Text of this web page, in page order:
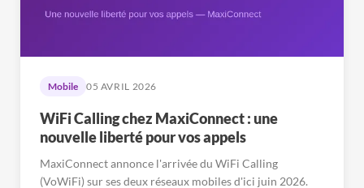
Mobile 05 AVRIL 2026
WiFi Calling chez MaxiConnect : une
nouvelle liberté pour vos appels
MaxiConnect annonce l'arrivée du WiFi Calling
(VoWiFi) sur ses deux réseaux mobiles d'ici juin 2026.